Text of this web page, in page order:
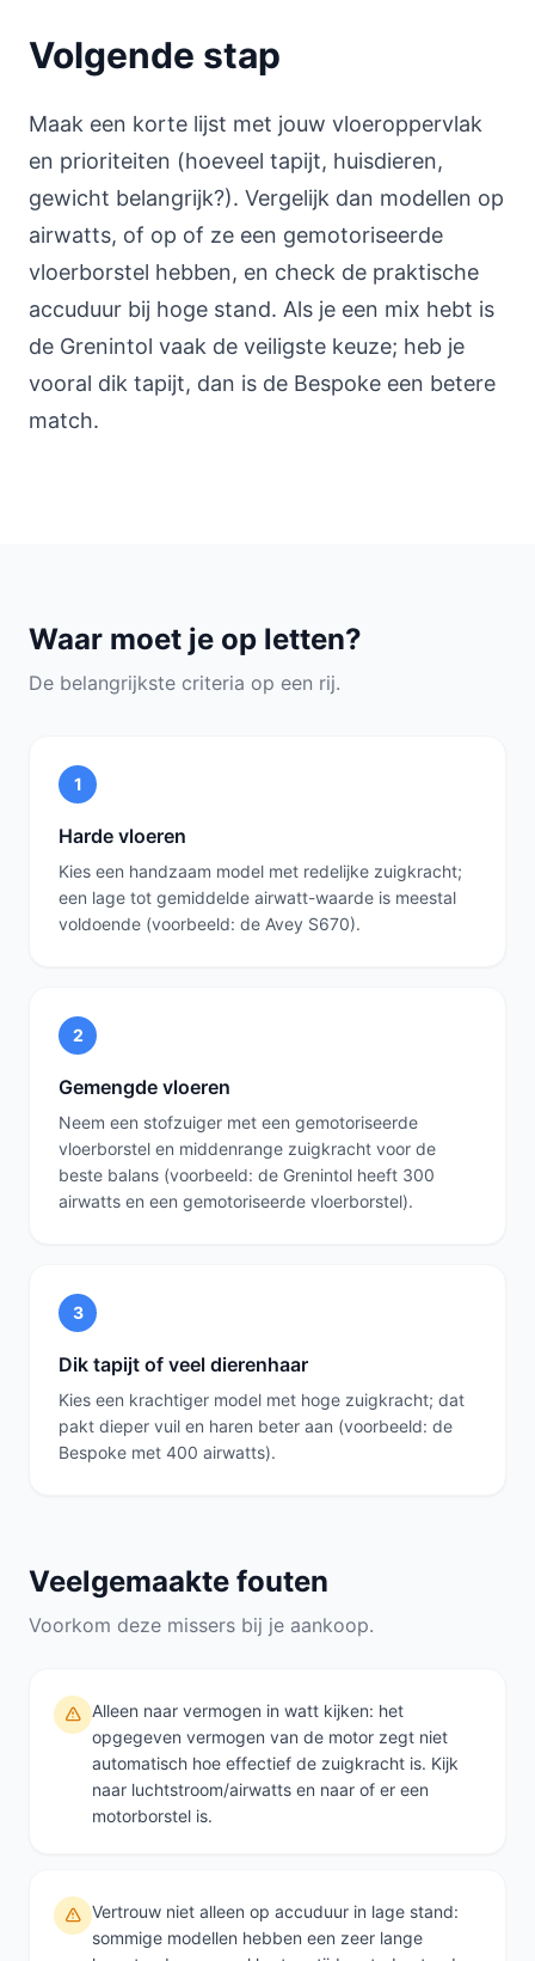
Volgende stap
Maak een korte lijst met jouw vloeroppervlak
en prioriteiten (hoeveel tapijt, huisdieren,
gewicht belangrijk?). Vergelijk dan modellen op
airwatts, of op of ze een gemotoriseerde
vloerborstel hebben, en check de praktische
accuduur bij hoge stand. Als je een mix hebt is
de Grenintol vaak de veiligste keuze; heb je
vooral dik tapijt, dan is de Bespoke een betere
match.
Waar moet je op letten?
De belangrijkste criteria op een rij.
1
Harde vloeren
Kies een handzaam model met redelijke zuigkracht;
een lage tot gemiddelde airwatt-waarde is meestal
voldoende (voorbeeld: de Avey S670).
2
Gemengde vloeren
Neem een stofzuiger met een gemotoriseerde
vloerborstel en middenrange zuigkracht voor de
beste balans (voorbeeld: de Grenintol heeft 300
airwatts en een gemotoriseerde vloerborstel).
3
Dik tapijt of veel dierenhaar
Kies een krachtiger model met hoge zuigkracht; dat
pakt dieper vuil en haren beter aan (voorbeeld: de
Bespoke met 400 airwatts).
Veelgemaakte fouten
Voorkom deze missers bij je aankoop.
Alleen naar vermogen in watt kijken: het
opgegeven vermogen van de motor zegt niet
automatisch hoe effectief de zuigkracht is. Kijk
naar luchtstroom/airwatts en naar of er een
motorborstel is.
Vertrouw niet alleen op accuduur in lage stand:
sommige modellen hebben een zeer lange